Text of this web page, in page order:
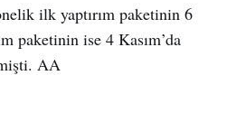
ilk yaptırım paketinin 6
paketinin ise 4 Kasım’da
AA